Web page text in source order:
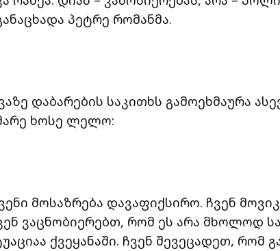
პეტრე რომანმა.
დაბარების საკითხს გამოეხმაურა
ხოსე ლელო:
მოსაზრება დავაფიქსირო. ჩვენ
ვაცნობიერებთ, რომ ეს არა მხოლოდ
ქვეყანაში. ჩვენ შევეცადეთ, რომ